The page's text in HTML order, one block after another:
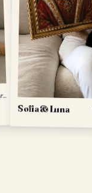
Min hund som viking-krigare."
Sofia & Luna